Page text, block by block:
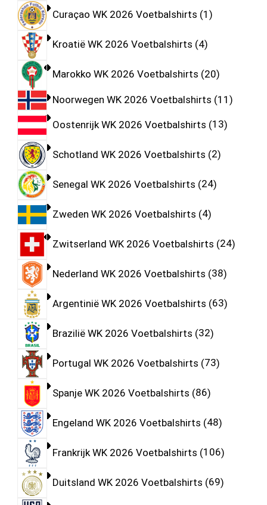
Curaçao WK 2026 Voetbalshirts 1
Kroatië WK 2026 Voetbalshirts 4
Marokko WK 2026 Voetbalshirts 20
Noorwegen WK 2026 Voetbalshirts 11
Oostenrijk WK 2026 Voetbalshirts 13
Schotland WK 2026 Voetbalshirts 2
Senegal WK 2026 Voetbalshirts 24
Zweden WK 2026 Voetbalshirts 4
Zwitserland WK 2026 Voetbalshirts 24
Nederland WK 2026 Voetbalshirts 38
Argentinië WK 2026 Voetbalshirts 63
Brazilië WK 2026 Voetbalshirts 32
Portugal WK 2026 Voetbalshirts 73
Spanje WK 2026 Voetbalshirts 86
Engeland WK 2026 Voetbalshirts 48
Frankrijk WK 2026 Voetbalshirts 106
Duitsland WK 2026 Voetbalshirts 69